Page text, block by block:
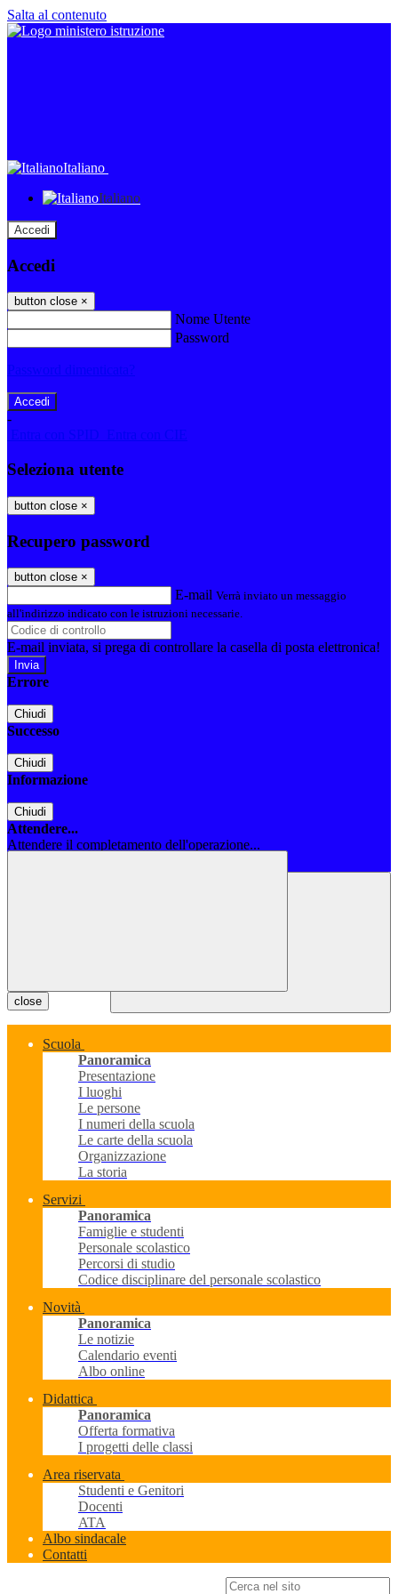
Salta al contenuto
Italiano
Italiano
Accedi
Accedi
button close ×
Nome Utente
Password
Password dimenticata?
-
Entra con SPID
Entra con CIE
Seleziona utente
button close ×
Recupero password
button close ×
E-mail Verrà inviato un messaggio
all'indirizzo indicato con le istruzioni necessarie.
E-mail inviata, si prega di controllare la casella di posta elettronica!
Errore
Chiudi
Successo
Chiudi
Informazione
Chiudi
Attendere...
Attendere il completamento dell'operazione...
close
Scuola
Panoramica
Presentazione
I luoghi
Le persone
I numeri della scuola
Le carte della scuola
Organizzazione
La storia
Servizi
Panoramica
Famiglie e studenti
Personale scolastico
Percorsi di studio
Codice disciplinare del personale scolastico
Novità
Panoramica
Le notizie
Calendario eventi
Albo online
Didattica
Panoramica
Offerta formativa
I progetti delle classi
Area riservata
Studenti e Genitori
Docenti
ATA
Albo sindacale
Contatti